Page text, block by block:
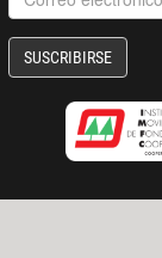
SUSCRIBIRSE